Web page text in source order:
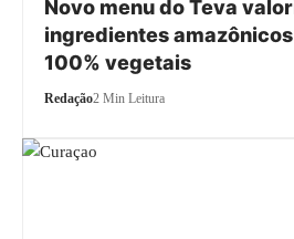
Novo menu do Teva
ingredientes
100% vegetais
Redação2 Min Leitura